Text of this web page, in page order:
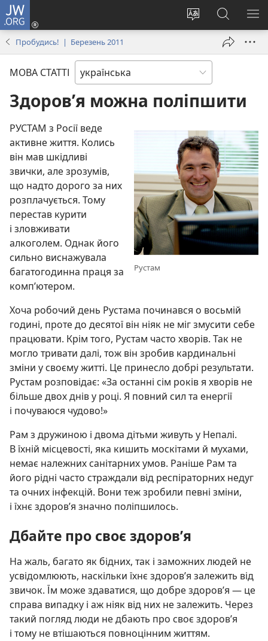
JW.ORG
Змінити
Увійти
(відкривається
вікні)
Пошук
на
сайті
Пробудись! | Березень 2011
МОВА СТАТТІ
Здоров’я можна поліпшити
Рустам
РУСТАМ з Росії веде
активне життя. Колись
він мав шкідливі
звички, але зрозумів,
що надто дорого за них
розплачується. Тому
перестав курити
і зловживати
алкоголем. Однак його
сильно виснажувала
багатогодинна праця за
комп’ютером.
Хоча робочий день Рустама починався о восьмій
годині, проте до десятої він ніяк не міг змусити себе
працювати. Крім того, Рустам часто хворів. Так не
могло тривати далі, тож він зробив кардинальні
зміни у своєму житті. Це принесло добрі результати.
Рустам розповідає: «За останні сім років я хворів не
більше двох днів у році. Я повний сил та енергії
і почуваюся чудово!»
Рам з дружиною і двома дітьми живуть у Непалі.
В їхній місцевості, яка кишить москітами й мухами,
немає належних санітарних умов. Раніше Рам та
його рідні часто страждали від респіраторних недуг
та очних інфекцій. Вони теж зробили певні зміни,
і їхнє здоров’я значно поліпшилось.
Дбайте про своє здоров’я
На жаль, багато як бідних, так і заможних людей не
усвідомлюють, наскільки їхнє здоров’я залежить від
звичок. Їм може здаватися, що добре здоров’я — це
справа випадку і аж ніяк від них не залежить. Через
такий погляд люди не дбають про своє здоров’я
і тому не втішаються повноцінним життям.